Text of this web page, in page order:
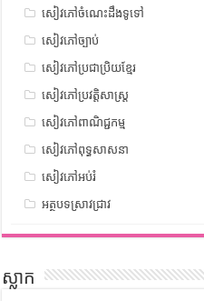
សៀវភៅចំណេះដឹងទូទៅ
សៀវភៅច្បាប់
សៀវភៅប្រជាប្រិយខ្មែរ
សៀវភៅប្រវត្តិសាស្រ្ត
សៀវភៅពាណិជ្ជកម្ម
សៀវភៅពុទ្ធសាសនា
សៀវភៅអប់រំ
អត្ថបទស្រាវជ្រាវ
ស្លាក